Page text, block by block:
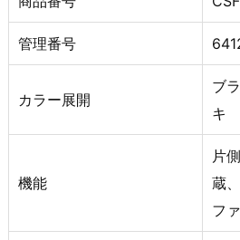
管理番号
カラー展開
ブ
キ
機能
片
蔵
フ